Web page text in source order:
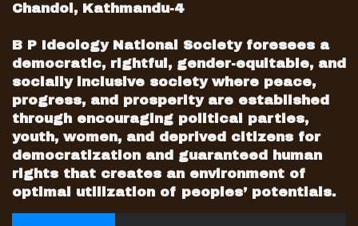
Chandol, Kathmandu-4
B P Ideology National Society foresees a
democratic, rightful, gender-equitable, and
socially inclusive society where peace,
progress, and prosperity are established
through encouraging political parties,
youth, women, and deprived citizens for
democratization and guaranteed human
rights that creates an environment of
optimal utilization of peoples’ potentials.